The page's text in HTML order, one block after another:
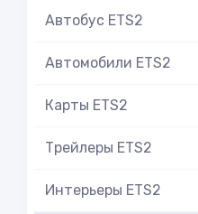
Автобус ETS2
Автомобили ETS2
Карты ETS2
Трейлеры ETS2
Интерьеры ETS2